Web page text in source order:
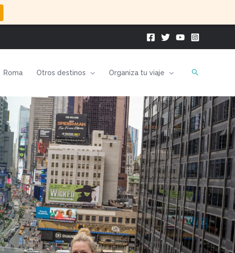
Roma Otros destinos Organiza tu viaje